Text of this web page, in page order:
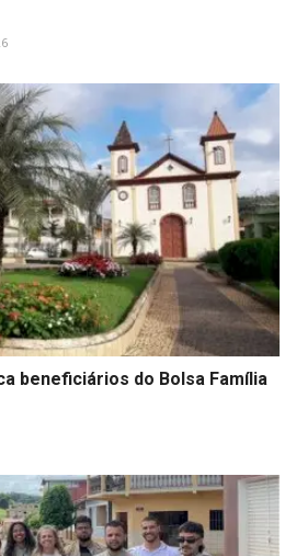
beneficiários do Bolsa Família